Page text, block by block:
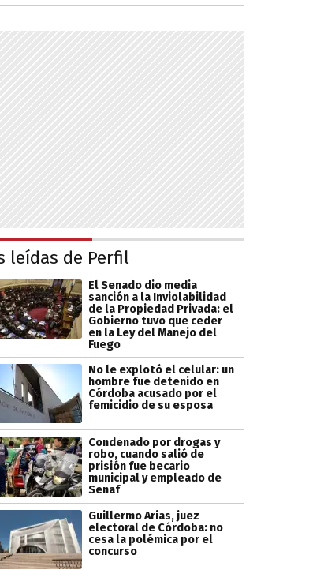
leídas de Perfil
El Senado dio media
sanción a la Inviolabilidad
de la Propiedad Privada: el
Gobierno tuvo que ceder
en la Ley del Manejo del
Fuego
No le explotó el celular: un
hombre fue detenido en
Córdoba acusado por el
femicidio de su esposa
Condenado por drogas y
robo, cuando salió de
prisión fue becario
municipal y empleado de
Senaf
Guillermo Arias, juez
electoral de Córdoba: no
cesa la polémica por el
concurso